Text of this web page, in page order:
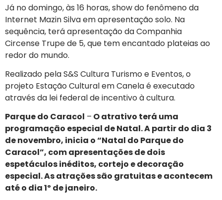
Já no domingo, às 16 horas, show do fenômeno da
Internet Mazin Silva em apresentação solo. Na
sequência, terá apresentação da Companhia
Circense Trupe de 5, que tem encantado plateias ao
redor do mundo.
Realizado pela S&S Cultura Turismo e Eventos, o
projeto Estação Cultural em Canela é executado
através da lei federal de incentivo à cultura.
Parque do Caracol – O atrativo terá uma
programação especial de Natal. A partir do dia 3
de novembro, inicia o “Natal do Parque do
Caracol”, com apresentações de dois
espetáculos inéditos, cortejo e decoração
especial. As atrações são gratuitas e acontecem
até o dia 1º de janeiro.